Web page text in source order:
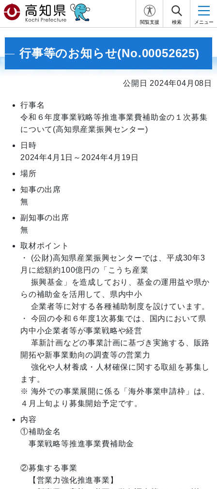
閲覧支援 検索 メニュー
行事等のお知らせ(No.00052625)
公開日 2024年04月08日
行事名
令和６年度事業戦略等推進事業費補助金の１次募集
について(高知県産業振興センター)
日時
2024年4月1日～2024年4月19日
場所
知事の出席
無
副知事の出席
無
取材ポイント
・ (公財)高知県産業振興センターでは、平成30年3
月に総額約100億円の「こうち産業
振興基金」を造成しており、基金の運用益や県か
らの補助金を活用して、県内中小
企業者等に対する各種補助制度を設けています。
・ 今回の令和６年度1次募集では、国内において県
内中小企業者等が事業戦略や経営
開拓や新事業動向の調査等の営業力
強化や人材養成・人材確保に関する取組を募集し
ます。
※ 海外での事業展開に係る「海外事業申請枠」は、
４月上旬より募集開始予定です。
内容
①補助金名
事業戦略等推進事業費補助金
②募集する事業
【営業力強化推進事業】